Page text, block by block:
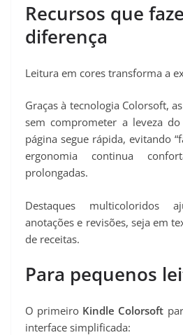
Recursos que
diferença
Leitura em cores transforma a
Graças à tecnologia Colorsoft,
sem comprometer a leveza
página segue rápida, evitando
ergonomia continua
prolongadas.
Destaques multicoloridos
anotações e revisões, seja em
de receitas.
Para pequenos
O primeiro Kindle Colorsoft
interface simplificada: